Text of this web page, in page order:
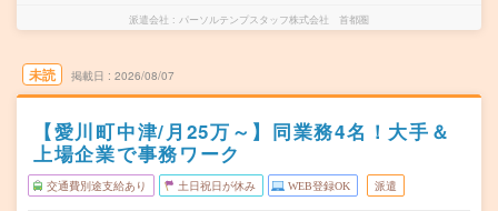
派遣会社 パーソルテンプスタッフ株式会社 首都圏
未読 掲載日 2026/08/07
【愛川町中津/月25万～】同業務4名！大手＆
上場企業で事務ワーク
交通費別途支給あり 土日祝日が休み WEB登録OK 派遣